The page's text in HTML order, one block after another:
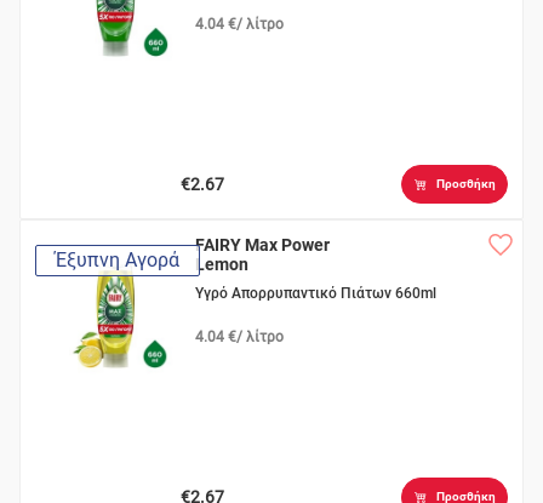
4.04 €/ λίτρο
€2.67 Προσθήκη
Έξυπνη Αγορά
FAIRY Max Power
Lemon
Υγρό Απορρυπαντικό Πιάτων 660ml
4.04 €/ λίτρο
€2.67 Προσθήκη